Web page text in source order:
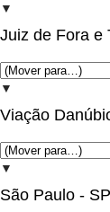
▼
Juiz de Fora e
▼
Viação
▼
São Paulo -